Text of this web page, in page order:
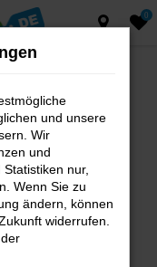
0
können:
deine
deine
und unsere
Wir
und
nur,
Wenn Sie zu
ändern, können
widerrufen.